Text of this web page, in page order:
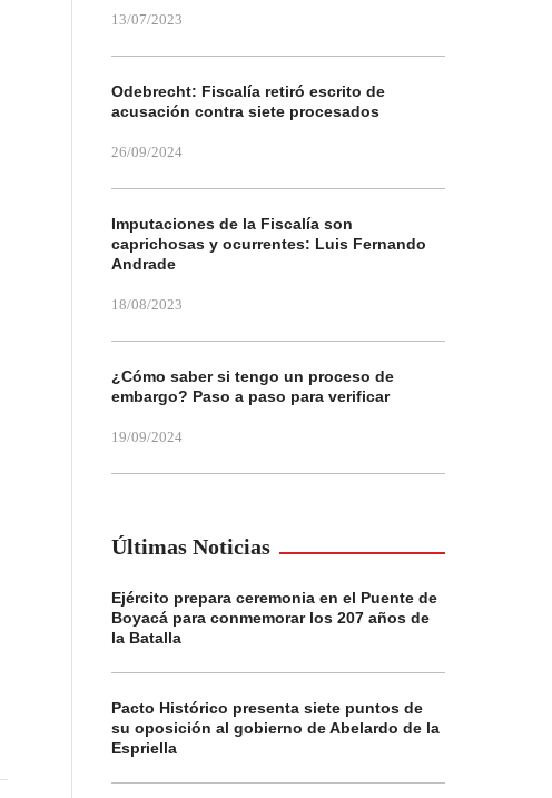
13/07/2023
Odebrecht: Fiscalía retiró escrito de
acusación contra siete procesados
26/09/2024
Imputaciones de la Fiscalía son
caprichosas y ocurrentes: Luis Fernando
Andrade
18/08/2023
¿Cómo saber si tengo un proceso de
embargo? Paso a paso para verificar
19/09/2024
Últimas Noticias
Ejército prepara ceremonia en el Puente de
Boyacá para conmemorar los 207 años de
la Batalla
Pacto Histórico presenta siete puntos de
su oposición al gobierno de Abelardo de la
Espriella